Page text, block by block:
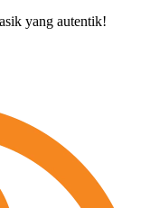
yang autentik!